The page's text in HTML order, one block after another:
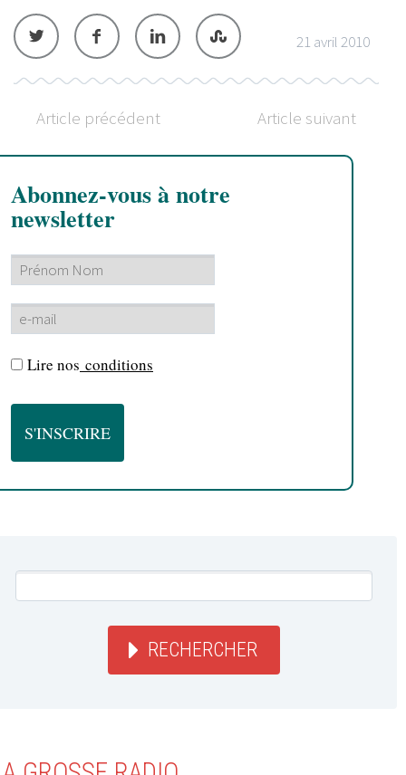
21 avril 2010
Article précédent Article suivant
Abonnez-vous à notre
newsletter
Lire nos conditions
RECHERCHER